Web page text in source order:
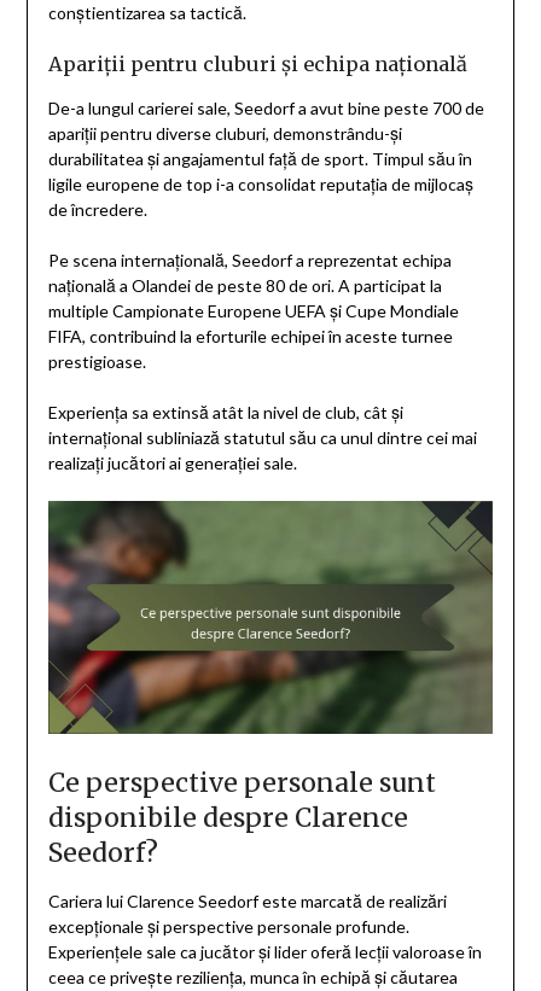
conștientizarea sa tactică.
Apariții pentru cluburi și echipa națională
De-a lungul carierei sale, Seedorf a avut bine peste 700 de
apariții pentru diverse cluburi, demonstrându-și
durabilitatea și angajamentul față de sport. Timpul său în
ligile europene de top i-a consolidat reputația de mijlocaș
de încredere.
Pe scena internațională, Seedorf a reprezentat echipa
națională a Olandei de peste 80 de ori. A participat la
multiple Campionate Europene UEFA și Cupe Mondiale
FIFA, contribuind la eforturile echipei în aceste turnee
prestigioase.
Experiența sa extinsă atât la nivel de club, cât și
internațional subliniază statutul său ca unul dintre cei mai
realizați jucători ai generației sale.
Ce perspective personale sunt
disponibile despre Clarence
Seedorf?
Cariera lui Clarence Seedorf este marcată de realizări
excepționale și perspective personale profunde.
Experiențele sale ca jucător și lider oferă lecții valoroase în
ceea ce privește reziliența, munca în echipă și căutarea